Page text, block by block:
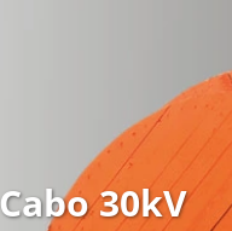
Cabo 30kV